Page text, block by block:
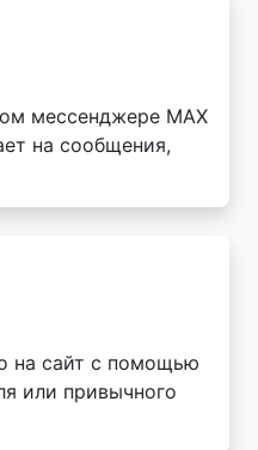
мессенджере MAX
на сообщения,
на сайт с помощью
или привычного